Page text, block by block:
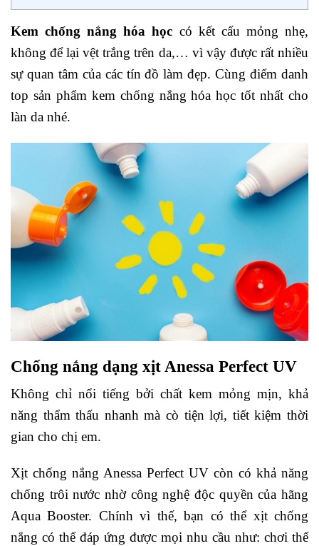
Kem chống nắng hóa học có kết cấu mỏng nhẹ,
không để lại vệt trắng trên da,… vì vậy được rất nhiều
sự quan tâm của các tín đồ làm đẹp. Cùng điểm danh
top sản phẩm kem chống nắng hóa học tốt nhất cho
làn da nhé.
Chống nắng dạng xịt Anessa Perfect UV
Không chỉ nổi tiếng bởi chất kem mỏng mịn, khả
năng thẩm thấu nhanh mà cò tiện lợi, tiết kiệm thời
gian cho chị em.
Xịt chống nắng Anessa Perfect UV còn có khả năng
chống trôi nước nhờ công nghệ độc quyền của hãng
Aqua Booster. Chính vì thế, bạn có thể xịt chống
nắng có thể đáp ứng được mọi nhu cầu như: chơi thể